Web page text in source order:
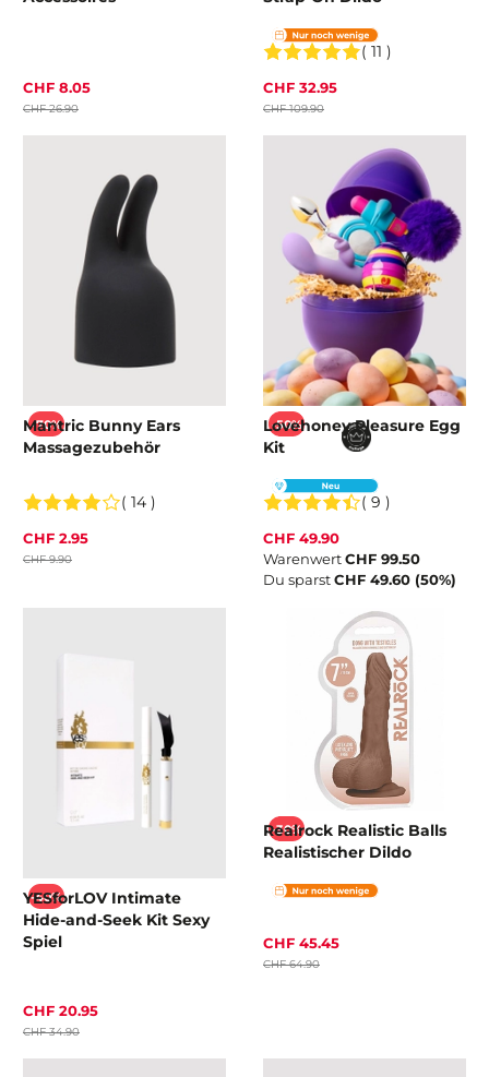
CHF 8.05
CHF 26.90
( 11 )
CHF 32.95
CHF 109.90
-70%
Mantric Bunny Ears
Massagezubehör
( 14 )
CHF 2.95
CHF 9.90
-50%
Lovehoney Pleasure Egg
Kit
( 9 )
CHF 49.90
WarenwertCHF 99.50
Du sparstCHF 49.60 (50%)
-40%
YESforLOV Intimate
Hide-and-Seek Kit Sexy
Spiel
CHF 20.95
CHF 34.90
-30%
Realrock Realistic Balls
Realistischer Dildo
CHF 45.45
CHF 64.90